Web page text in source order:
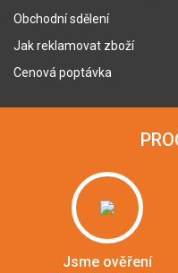
Obchodní sdělení
Jak reklamovat zboží
Cenová poptávka
Jsme ověření